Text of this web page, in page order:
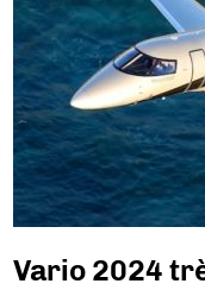
Vario 2024